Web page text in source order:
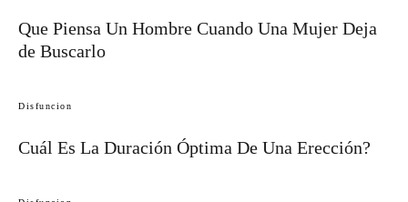
Que Piensa Un Hombre Cuando Una Mujer Deja
de Buscarlo
Disfuncion
Cuál Es La Duración Óptima De Una Erección?